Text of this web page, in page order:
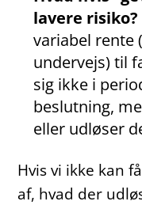
lavere risiko?
variabel rente
undervejs) til
sig ikke i
beslutning,
eller udløser
Hvis vi ikke kan
af, hvad der